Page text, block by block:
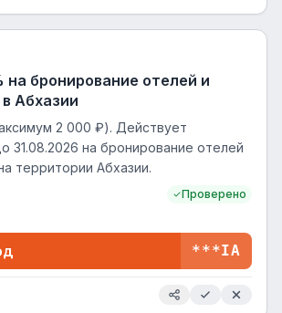
на бронирование отелей и
Абхазии
2 000 ₽). Действует
31.08.2026 на бронирование отелей
территории Абхазии.
Проверено
***IA